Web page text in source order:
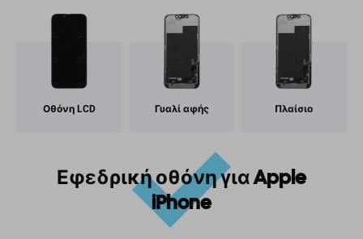
Οθόνη LCD Γυαλί αφής Πλαίσιο
Εφεδρική οθόνη για Apple
iPhone